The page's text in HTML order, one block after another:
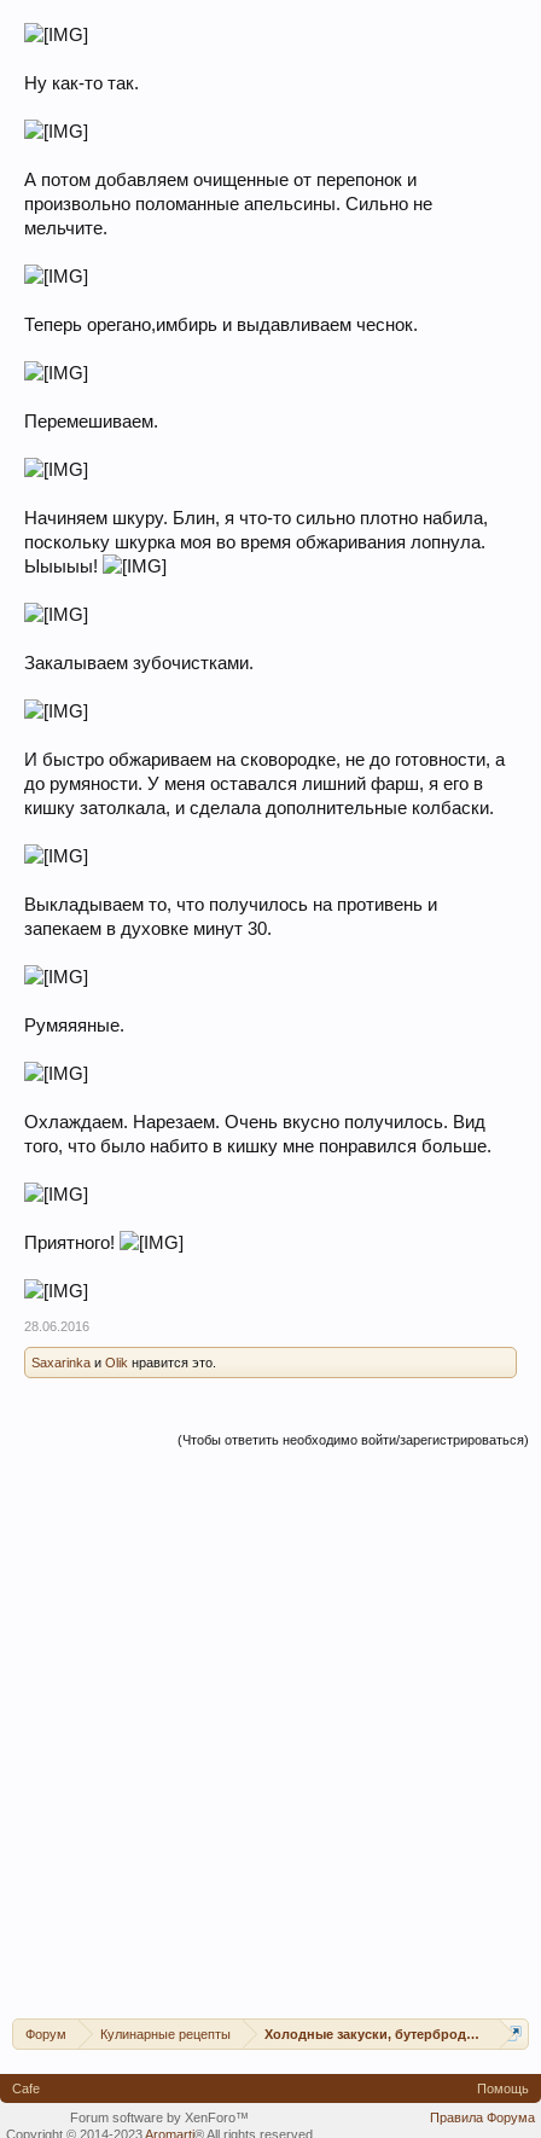
Ну как-то так.
А потом добавляем очищенные от перепонок и
произвольно поломанные апельсины. Сильно не
мельчите.
Теперь орегано,имбирь и выдавливаем чеснок.
Перемешиваем.
Начиняем шкуру. Блин, я что-то сильно плотно набила,
поскольку шкурка моя во время обжаривания лопнула.
Ыыыыы!
Закалываем зубочистками.
И быстро обжариваем на сковородке, не до готовности, а
до румяности. У меня оставался лишний фарш, я его в
кишку затолкала, и сделала дополнительные колбаски.
Выкладываем то, что получилось на противень и
запекаем в духовке минут 30.
Румяяяные.
Охлаждаем. Нарезаем. Очень вкусно получилось. Вид
того, что было набито в кишку мне понравился больше.
Приятного!
28.06.2016
Saxarinka и Olik нравится это.
(Чтобы ответить необходимо войти/зарегистрироваться)
Форум Кулинарные рецепты Холодные закуски, бутерброды, канапе,
Cafe
Помощь
Правила Форума
Forum software by XenForo™
Copyright © 2014-2023Aromarti®All rights reserved